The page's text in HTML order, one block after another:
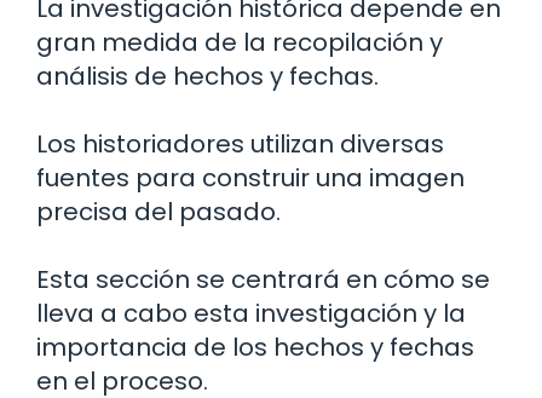
La investigación histórica depende en
gran medida de la recopilación y
análisis de hechos y fechas.
Los historiadores utilizan diversas
fuentes para construir una imagen
precisa del pasado.
Esta sección se centrará en cómo se
lleva a cabo esta investigación y la
importancia de los hechos y fechas
en el proceso.